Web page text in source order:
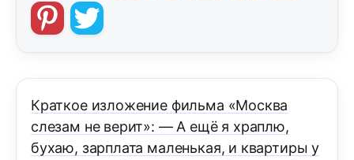
Краткое изложение фильма «Москва
слезам не верит»: — А ещё я храплю,
бухаю, зарплата маленькая, и квартиры у